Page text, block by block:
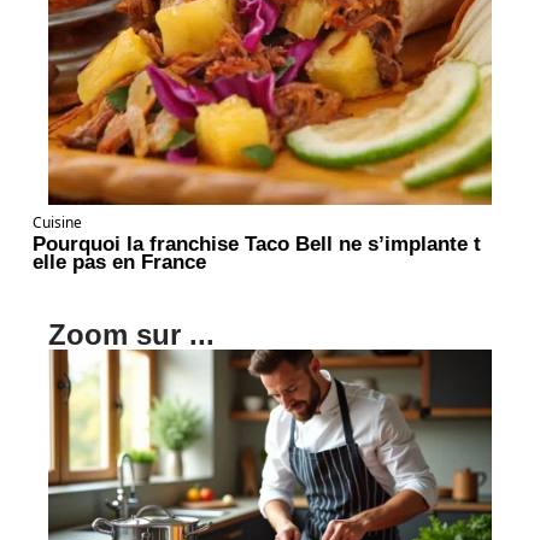
Cuisine
Pourquoi la franchise Taco Bell ne s’implante t
elle pas en France
Zoom sur ...